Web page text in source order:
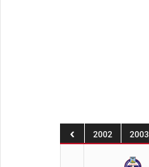
2001 2002 2003